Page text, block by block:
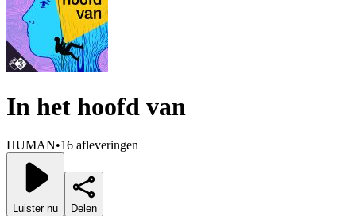
In het hoofd van
HUMAN•16 afleveringen
Luister nu Delen